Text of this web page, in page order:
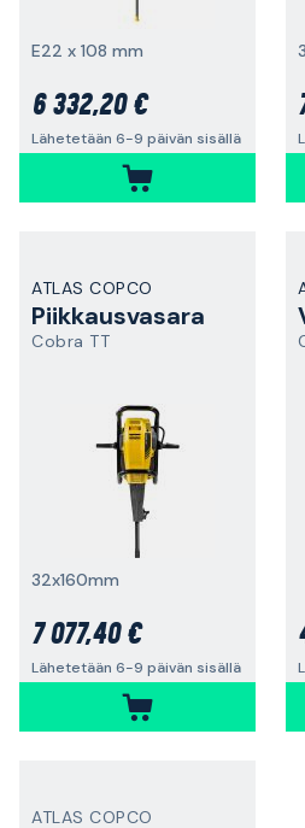
E22 x 108 mm
6 332,20 €
Lähetetään 6-9 päivän sisällä
ATLAS COPCO
Piikkausvasara
Cobra TT
32x160mm
7 077,40 €
Lähetetään 6-9 päivän sisällä
ATLAS COPCO